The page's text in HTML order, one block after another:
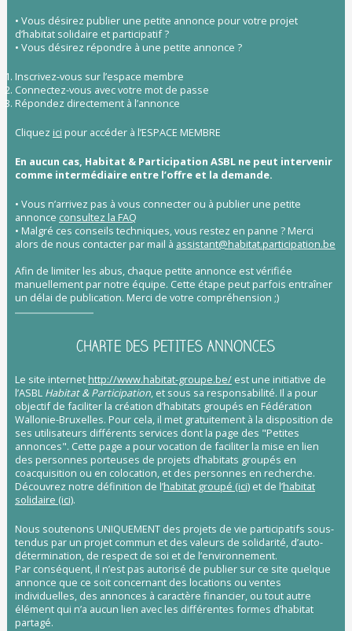
• Vous désirez publier une petite annonce pour votre projet
d’habitat solidaire et participatif ?
• Vous désirez répondre à une petite annonce ?
Inscrivez-vous sur l’espace membre
Connectez-vous avec votre mot de passe
Répondez directement à l’annonce
Cliquez ici pour accéder à l’ESPACE MEMBRE
En aucun cas, Habitat & Participation ASBL ne peut intervenir
comme intermédiaire entre l’offre et la demande.
• Vous n’arrivez pas à vous connecter ou à publier une petite
annonce consultez la FAQ
• Malgré ces conseils techniques, vous restez en panne ? Merci
alors de nous contacter par mail à assistant@habitat.participation.be
Afin de limiter les abus, chaque petite annonce est vérifiée
manuellement par notre équipe. Cette étape peut parfois entraîner
un délai de publication. Merci de votre compréhension ;)
CHARTE DES PETITES ANNONCES
Le site internet http://www.habitat-groupe.be/est une initiative de
l’ASBL Habitat & Participation, et sous sa responsabilité. Il a pour
objectif de faciliter la création d’habitats groupés en Fédération
Wallonie-Bruxelles. Pour cela, il met gratuitement à la disposition de
ses utilisateurs différents services dont la page des "Petites
annonces". Cette page a pour vocation de faciliter la mise en lien
des personnes porteuses de projets d’habitats groupés en
coacquisition ou en colocation, et des personnes en recherche.
Découvrez notre définition de l’habitat groupé (ici)et de l’habitat
solidaire (ici).
Nous soutenons UNIQUEMENT des projets de vie participatifs sous-
tendus par un projet commun et des valeurs de solidarité, d’auto-
détermination, de respect de soi et de l’environnement.
Par conséquent, il n’est pas autorisé de publier sur ce site quelque
annonce que ce soit concernant des locations ou ventes
individuelles, des annonces à caractère financier, ou tout autre
élément qui n’a aucun lien avec les différentes formes d’habitat
partagé.